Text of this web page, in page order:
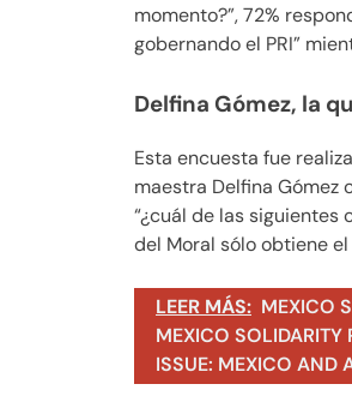
momento?”, 72%
gobernando el PRI”
Delfina Gómez, la
Esta encuesta fue
maestra Delfina Gómez
“¿cuál de las siguientes
del Moral sólo obtiene
LEER MÁS: MEXICO
MEXICO
ISSUE: MEXICO AND